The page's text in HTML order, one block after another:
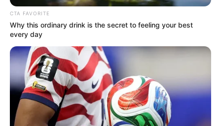
TOVÁBBI LEHETŐSÉGEK